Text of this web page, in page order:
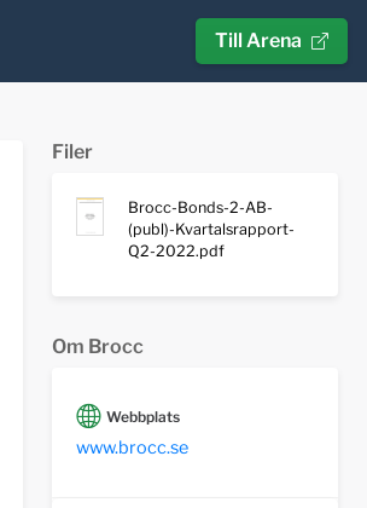
Till Arena
Filer
Brocc-Bonds-2-AB-
(publ)-Kvartalsrapport-
Q2-2022.pdf
Om Brocc
Webbplats
www.brocc.se